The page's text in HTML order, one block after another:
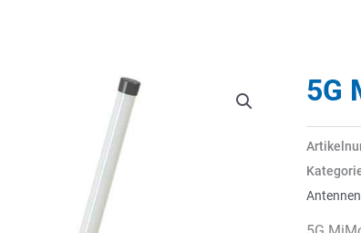
5G
Antennen